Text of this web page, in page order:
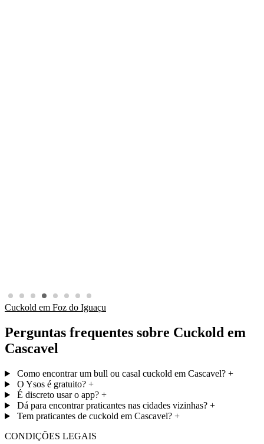
Cuckold em Foz do Iguaçu
Perguntas frequentes sobre Cuckold em
Cascavel
Como encontrar um bull ou casal cuckold em Cascavel? +
O Ysos é gratuito? +
É discreto usar o app? +
Dá para encontrar praticantes nas cidades vizinhas? +
Tem praticantes de cuckold em Cascavel? +
CONDIÇÕES LEGAIS